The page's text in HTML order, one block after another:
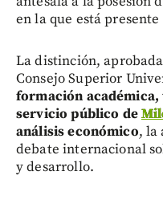
en la que está
La distinción,
Consejo Superior
formación
servicio público de
análisis económico, la
debate internacional
y desarrollo.